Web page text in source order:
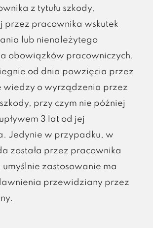
z tytułu szkody,
przez pracownika wskutek
lub nienależytego
obowiązków pracowniczych.
od dnia powzięcia przez
wiedzy o wyrządzenia przez
przy czym nie później
3 lat od jej
Jedynie w przypadku, w
została przez pracownika
zastosowanie ma
przewidziany przez